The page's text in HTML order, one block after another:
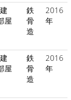
屋
鉄
骨
造
2016
年
屋
鉄
骨
造
2016
年